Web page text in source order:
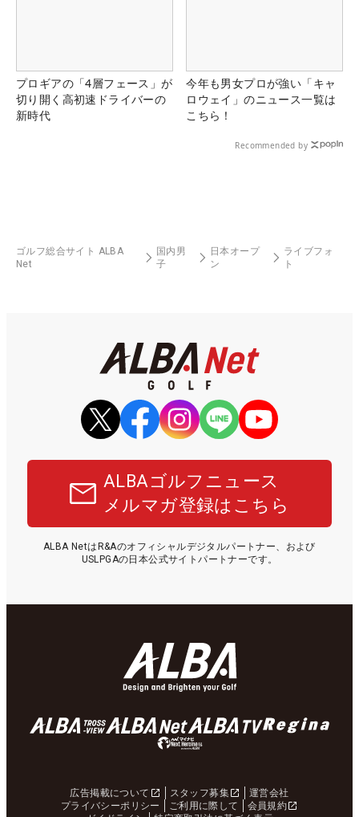
プロギアの「4層フェース」が
切り開く高初速ドライバーの
新時代
今年も男女プロが強い「キャ
ロウェイ」のニュース一覧は
こちら！
Recommended by
ゴルフ総合サイト ALBA
Net
国内男
子
日本オープ
ン
ライブフォ
ト
ALBAゴルフニュース
メルマガ登録はこちら
ALBA NetはR&Aのオフィシャルデジタルパートナー、および
USLPGAの日本公式サイトパートナーです。
広告掲載について スタッフ募集
運営会社
プライバシーポリシー
ご利用に際して
会員規約